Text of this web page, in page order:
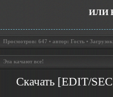
ИЛИ
Просмотров: 647 • автор: Гость •
Эта качают все!
Скачать [EDIT/